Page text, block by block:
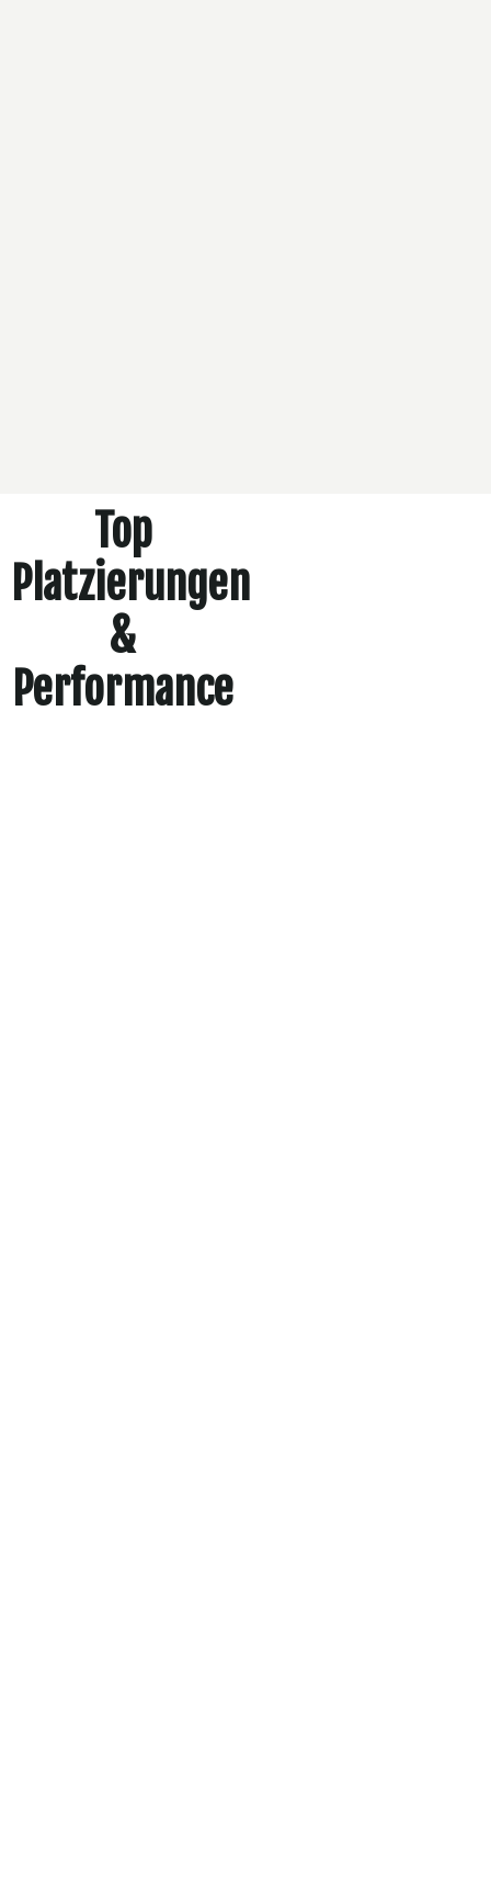
Top
Platzierungen
&
Performance